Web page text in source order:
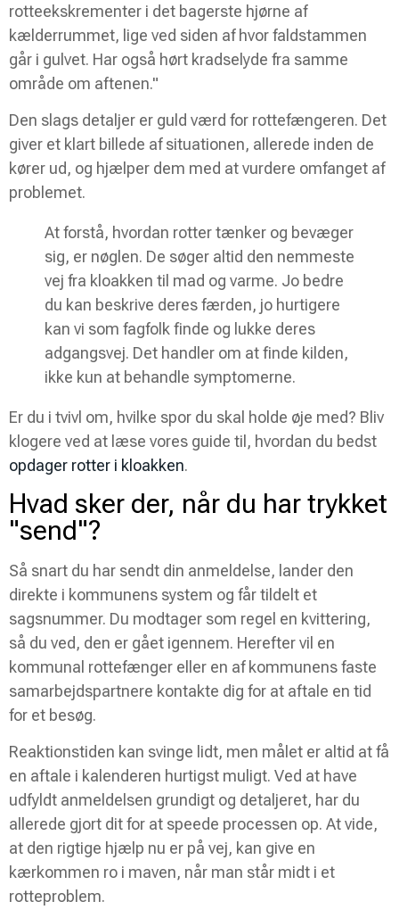
rotteekskrementer i det bagerste hjørne af
kælderrummet, lige ved siden af hvor faldstammen
går i gulvet. Har også hørt kradselyde fra samme
område om aftenen."
Den slags detaljer er guld værd for rottefængeren. Det
giver et klart billede af situationen, allerede inden de
kører ud, og hjælper dem med at vurdere omfanget af
problemet.
At forstå, hvordan rotter tænker og bevæger
sig, er nøglen. De søger altid den nemmeste
vej fra kloakken til mad og varme. Jo bedre
du kan beskrive deres færden, jo hurtigere
kan vi som fagfolk finde og lukke deres
adgangsvej. Det handler om at finde kilden,
ikke kun at behandle symptomerne.
Er du i tvivl om, hvilke spor du skal holde øje med? Bliv
klogere ved at læse vores guide til, hvordan du bedst
opdager rotter i kloakken.
Hvad sker der, når du har trykket
"send"?
Så snart du har sendt din anmeldelse, lander den
direkte i kommunens system og får tildelt et
sagsnummer. Du modtager som regel en kvittering,
så du ved, den er gået igennem. Herefter vil en
kommunal rottefænger eller en af kommunens faste
samarbejdspartnere kontakte dig for at aftale en tid
for et besøg.
Reaktionstiden kan svinge lidt, men målet er altid at få
en aftale i kalenderen hurtigst muligt. Ved at have
udfyldt anmeldelsen grundigt og detaljeret, har du
allerede gjort dit for at speede processen op. At vide,
at den rigtige hjælp nu er på vej, kan give en
kærkommen ro i maven, når man står midt i et
rotteproblem.